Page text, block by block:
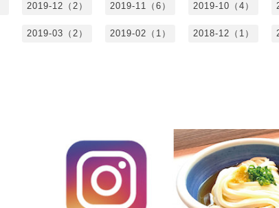
2019-12（2） 2019-11（6） 2019-10（4）
2019-03（2） 2019-02（1） 2018-12（1）